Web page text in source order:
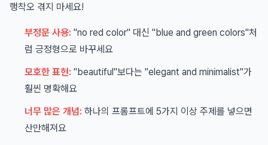
행착오 겪지 마세요!
부정문 사용: "no red color" 대신 "blue and green colors"처
럼 긍정형으로 바꾸세요
모호한 표현: "beautiful"보다는 "elegant and minimalist"가
훨씬 명확해요
너무 많은 개념: 하나의 프롬프트에 5가지 이상 주제를 넣으면
산만해져요